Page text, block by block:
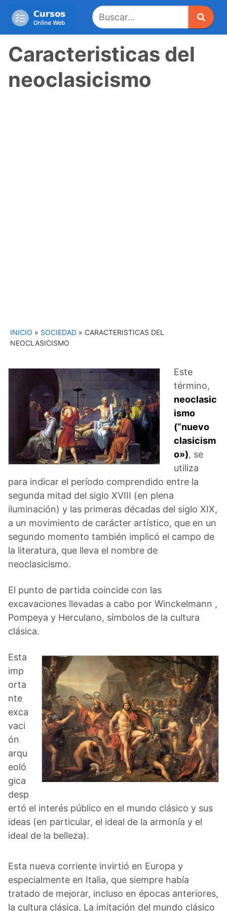
Caracteristicas del
neoclasicismo
INICIO » SOCIEDAD » CARACTERISTICAS DEL
NEOCLASICISMO
Este
término,
neoclasic
ismo
(“nuevo
clasicism
o»), se
utiliza
para indicar el período comprendido entre la
segunda mitad del siglo XVIII (en plena
iluminación) y las primeras décadas del siglo XIX,
a un movimiento de carácter artístico, que en un
segundo momento también implicó el campo de
la literatura, que lleva el nombre de
neoclasicismo.
El punto de partida coincide con las
excavaciones llevadas a cabo por Winckelmann ,
Pompeya y Herculano, símbolos de la cultura
clásica.
Esta
imp
orta
nte
exca
vaci
ón
arqu
eoló
gica
desp
ertó el interés público en el mundo clásico y sus
ideas (en particular, el ideal de la armonía y el
ideal de la belleza).
Esta nueva corriente invirtió en Europa y
especialmente en Italia, que siempre había
tratado de mejorar, incluso en épocas anteriores,
la cultura clásica. La imitación del mundo clásico